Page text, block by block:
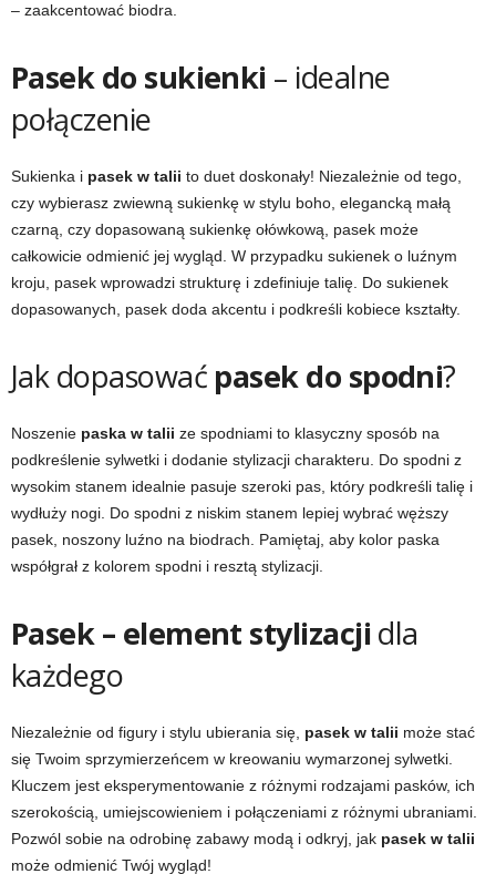
– zaakcentować biodra.
Pasek do sukienki – idealne
połączenie
Sukienka i pasek w talii to duet doskonały! Niezależnie od tego,
czy wybierasz zwiewną sukienkę w stylu boho, elegancką małą
czarną, czy dopasowaną sukienkę ołówkową, pasek może
całkowicie odmienić jej wygląd. W przypadku sukienek o luźnym
kroju, pasek wprowadzi strukturę i zdefiniuje talię. Do sukienek
dopasowanych, pasek doda akcentu i podkreśli kobiece kształty.
Jak dopasować pasek do spodni?
Noszenie paska w talii ze spodniami to klasyczny sposób na
podkreślenie sylwetki i dodanie stylizacji charakteru. Do spodni z
wysokim stanem idealnie pasuje szeroki pas, który podkreśli talię i
wydłuży nogi. Do spodni z niskim stanem lepiej wybrać węższy
pasek, noszony luźno na biodrach. Pamiętaj, aby kolor paska
współgrał z kolorem spodni i resztą stylizacji.
Pasek – element stylizacji dla
każdego
Niezależnie od figury i stylu ubierania się, pasek w talii może stać
się Twoim sprzymierzeńcem w kreowaniu wymarzonej sylwetki.
Kluczem jest eksperymentowanie z różnymi rodzajami pasków, ich
szerokością, umiejscowieniem i połączeniami z różnymi ubraniami.
Pozwól sobie na odrobinę zabawy modą i odkryj, jak pasek w talii
może odmienić Twój wygląd!